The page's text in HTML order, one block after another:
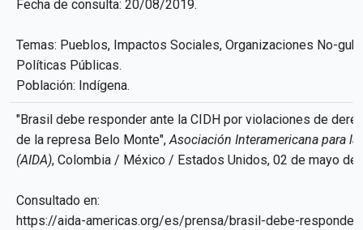
Fecha de consulta: 20/08/2019.
Temas: Pueblos, Impactos Sociales, Organizaciones No-
Políticas Públicas.
Población: Indígena.
"Brasil debe responder ante la CIDH por violaciones de
de la represa Belo Monte",Asociación Interamericana para
(AIDA), Colombia / México / Estados Unidos, 02 de mayo de
Consultado en:
https://aida-americas.org/es/prensa/brasil-debe-